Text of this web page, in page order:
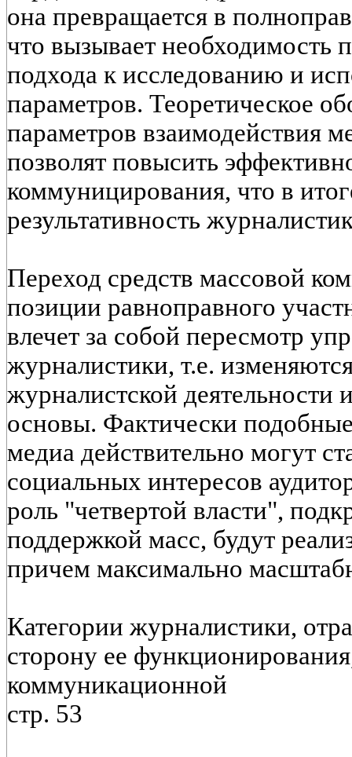
она превращается в
что вызывает необходимость
подхода к исследованию и
параметров. Теоретическое
параметров взаимодействия
позволят повысить
коммуницирования, что в
результативность
Переход средств массовой
позиции равноправного
влечет за собой пересмотр
журналистики, т.е.
журналистской деятельности
основы. Фактически
медиа действительно могут
социальных интересов
роль "четвертой власти",
поддержкой масс, будут
причем максимально
Категории журналистики,
сторону ее
коммуникационной
стр. 53